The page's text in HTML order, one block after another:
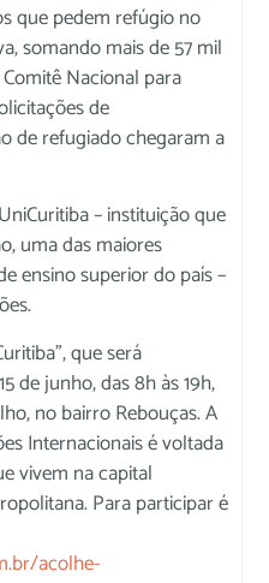
que pedem refúgio no
somando mais de 57 mil
Nacional para
de
de refugiado chegaram a
– instituição que
uma das maiores
ensino superior do país –
que será
de junho, das 8h às 19h,
no bairro Rebouças. A
Internacionais é voltada
vivem na capital
Para participar é
acolhe-